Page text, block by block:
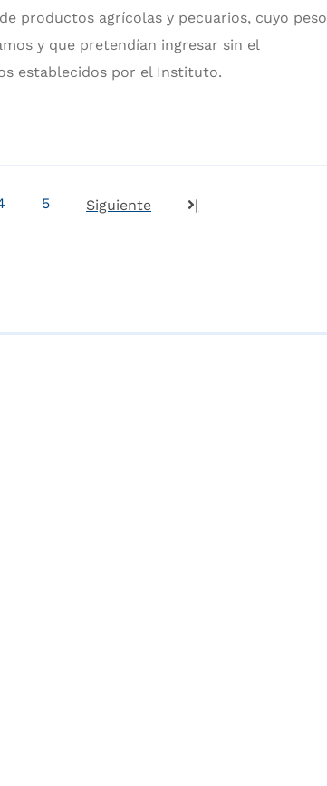
productos agrícolas y pecuarios, cuyo peso
y que pretendían ingresar sin el
establecidos por el Instituto.
5 Siguiente |